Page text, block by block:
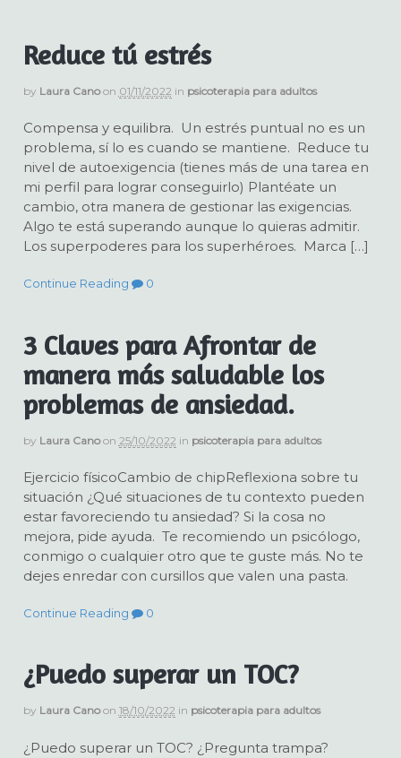
Reduce tú estrés
by Laura Cano on 01/11/2022 in psicoterapia para adultos
Compensa y equilibra. Un estrés puntual no es un
problema, sí lo es cuando se mantiene. Reduce tu
nivel de autoexigencia (tienes más de una tarea en
mi perfil para lograr conseguirlo) Plantéate un
cambio, otra manera de gestionar las exigencias.
Algo te está superando aunque lo quieras admitir.
Los superpoderes para los superhéroes. Marca […]
Continue Reading 0
3 Claves para Afrontar de
manera más saludable los
problemas de ansiedad.
by Laura Cano on 25/10/2022 in psicoterapia para adultos
Ejercicio físicoCambio de chipReflexiona sobre tu
situación ¿Qué situaciones de tu contexto pueden
estar favoreciendo tu ansiedad? Si la cosa no
mejora, pide ayuda. Te recomiendo un psicólogo,
conmigo o cualquier otro que te guste más. No te
dejes enredar con cursillos que valen una pasta.
Continue Reading 0
¿Puedo superar un TOC?
by Laura Cano on 18/10/2022 in psicoterapia para adultos
¿Puedo superar un TOC? ¿Pregunta trampa?